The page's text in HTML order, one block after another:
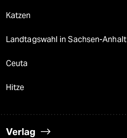
Katzen
Landtagswahl in Sachsen-Anhalt
Ceuta
Hitze
Verlag